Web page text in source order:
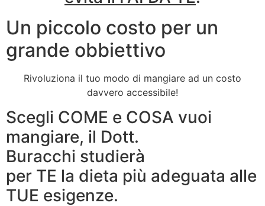
Un piccolo costo per un
grande obbiettivo
Rivoluziona il tuo modo di mangiare ad un costo
davvero accessibile!
Scegli COME e COSA vuoi
mangiare, il Dott.
Buracchi studierà
per TE la dieta più adeguata alle
TUE esigenze.